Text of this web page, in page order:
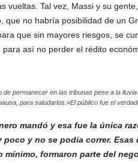
vueltas. Tal vez, Massi y su
no habría posibilidad de un
que sin mayores riesgos, se
así no perder el rédito
permanecer en las tribunas pese a la
para saludarlos.»El público fue el
mandó y esa fue la única
y no se podía correr.
formaron parte del